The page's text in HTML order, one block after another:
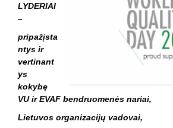
LYDERIAI
–
pripažįsta
ntys ir
vertinant
ys
kokybę
VU ir EVAF bendruomenės nariai,
Lietuvos organizacijų vadovai,